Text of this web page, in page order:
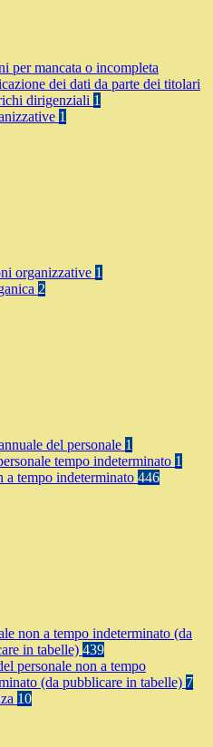
per mancata o incompleta
dei dati da parte dei titolari
dirigenziali 1
1
organizzative 1
2
del personale 1
tempo indeterminato 1
a tempo indeterminato 446
non a tempo indeterminato (da
in tabelle) 439
personale non a tempo
(da pubblicare in tabelle) 7
10